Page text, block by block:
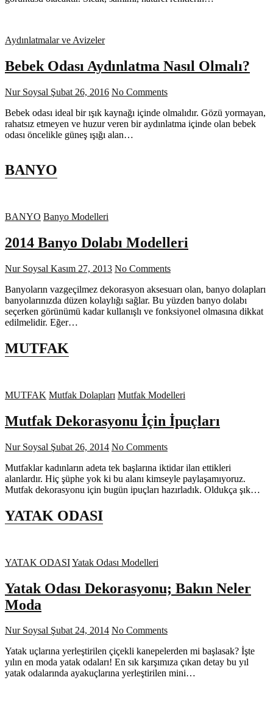
Aydınlatmalar ve Avizeler
Bebek Odası Aydınlatma Nasıl Olmalı?
Nur Soysal Şubat 26, 2016 No Comments
Bebek odası ideal bir ışık kaynağı içinde olmalıdır. Gözü yormayan,
rahatsız etmeyen ve huzur veren bir aydınlatma içinde olan bebek
odası öncelikle güneş ışığı alan…
BANYO
BANYO Banyo Modelleri
2014 Banyo Dolabı Modelleri
Nur Soysal Kasım 27, 2013 No Comments
Banyoların vazgeçilmez dekorasyon aksesuarı olan, banyo dolapları
banyolarınızda düzen kolaylığı sağlar. Bu yüzden banyo dolabı
seçerken görünümü kadar kullanışlı ve fonksiyonel olmasına dikkat
edilmelidir. Eğer…
MUTFAK
MUTFAK Mutfak Dolapları Mutfak Modelleri
Mutfak Dekorasyonu İçin İpuçları
Nur Soysal Şubat 26, 2014 No Comments
Mutfaklar kadınların adeta tek başlarına iktidar ilan ettikleri
alanlardır. Hiç şüphe yok ki bu alanı kimseyle paylaşamıyoruz.
Mutfak dekorasyonu için bugün ipuçları hazırladık. Oldukça şık…
YATAK ODASI
YATAK ODASIYatak Odası Modelleri
Yatak Odası Dekorasyonu; Bakın Neler
Moda
Nur Soysal Şubat 24, 2014 No Comments
Yatak uçlarına yerleştirilen çiçekli kanepelerden mi başlasak? İşte
yılın en moda yatak odaları! En sık karşımıza çıkan detay bu yıl
yatak odalarında ayakuçlarına yerleştirilen mini…